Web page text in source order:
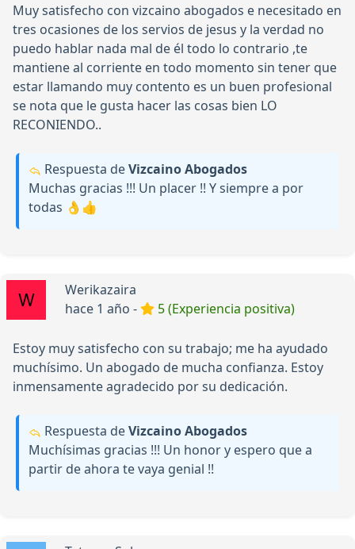
Muy satisfecho con vizcaino abogados e necesitado en
tres ocasiones de los servios de jesus y la verdad no
puedo hablar nada mal de él todo lo contrario ,te
mantiene al corriente en todo momento sin tener que
estar llamando muy contento es un buen profesional
se nota que le gusta hacer las cosas bien LO
RECONIENDO..
Respuesta deVizcaino Abogados
Muchas gracias !!! Un placer !! Y siempre a por
todas 👌👍
Werikazaira
hace 1 año -
5 (Experiencia positiva)
Estoy muy satisfecho con su trabajo; me ha ayudado
muchísimo. Un abogado de mucha confianza. Estoy
inmensamente agradecido por su dedicación.
Respuesta deVizcaino Abogados
Muchísimas gracias !!! Un honor y espero que a
partir de ahora te vaya genial !!